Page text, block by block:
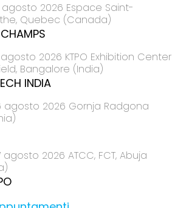
agosto 2026 Espace Saint-
Quebec (Canada)
agosto 2026 KTPO Exhibition Center
Bangalore (India)
INDIA
agosto 2026 Gornja Radgona
2026 ATCC, FCT, Abuja